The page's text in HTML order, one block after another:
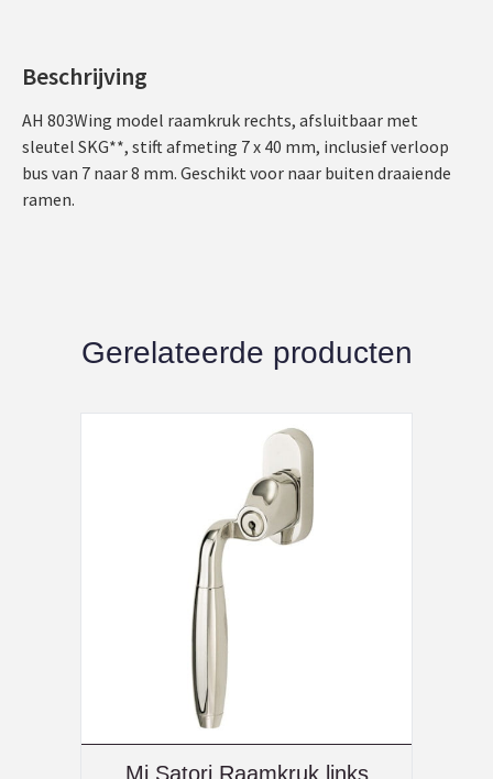
Beschrijving
AH 803Wing model raamkruk rechts, afsluitbaar met
sleutel SKG**, stift afmeting 7 x 40 mm, inclusief verloop
bus van 7 naar 8 mm. Geschikt voor naar buiten draaiende
ramen.
Gerelateerde producten
Mi Satori Raamkruk links